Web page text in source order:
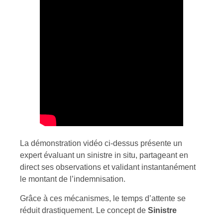
La démonstration vidéo ci-dessus présente un
expert évaluant un sinistre in situ, partageant en
direct ses observations et validant instantanément
le montant de l’indemnisation.
Grâce à ces mécanismes, le temps d’attente se
réduit drastiquement. Le concept de Sinistre